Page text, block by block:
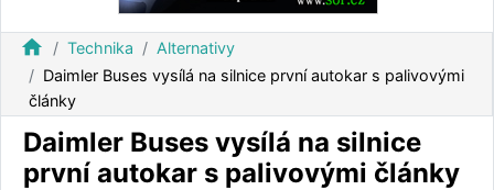
home Technika
Alternativy
Daimler Buses vysílá na silnice první autokar s palivovými
články
Daimler Buses vysílá na silnice
první autokar s palivovými články